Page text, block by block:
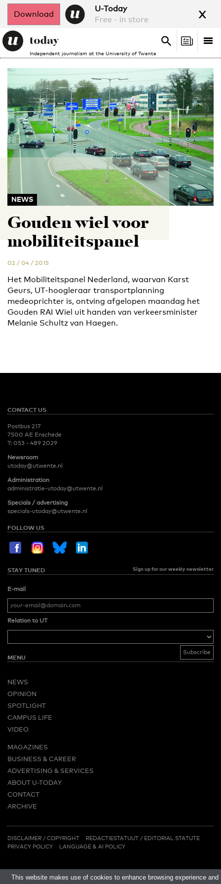
Download
U-Today
Free - in store
x
Independent journalism at the University of Twente
Search
Search
NEWS
Gouden wiel voor
mobiliteitspanel
02 / 04 / 2015
Het Mobiliteitspanel Nederland, waarvan Karst
Geurs, UT-hoogleraar transportplanning
medeoprichter is, ontving afgelopen maandag het
Gouden RAI Wiel uit handen van verkeersminister
Melanie Schultz van Haegen.
CONTACT US
Postbus 217
7500 AE Enschede
T: 053 - 489 2029
Newsroom
utoday@utwente.nl
Administration
administratie-utoday@utwente.nl
Specials / advertising
specials-utoday@utwente.nl
FOLLOW US
STAY TUNED Sign up for our weekly newsletter
E-mail
Relation to UT
MENU
NEWS
OPINION
SPOTLIGHT
CAMPUS LIFE
VIDEO
MAGAZINES
BUSINESS & CAREER
ADVERTISING & SERVICES
ABOUT U-TODAY
CONTACT
ARCHIVE
LINKS
DISCLAIMER / COPYRIGHT REDACTIESTATUUT (PDF)
/ EDITORIAL STATUTE(PDF)
PRIVACY POLICY
LANGUAGE & AI POLICY
This website makes use of cookies to enhance browsing experience and